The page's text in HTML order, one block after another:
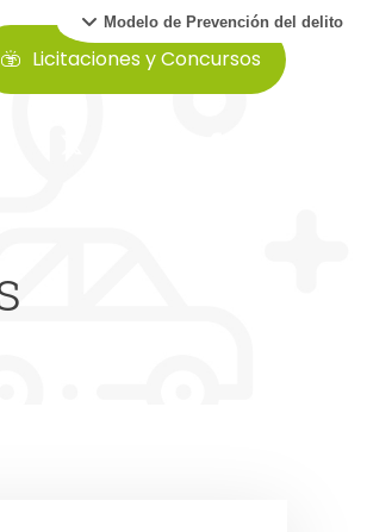
Modelo de Prevención del delito
Licitaciones y Concursos